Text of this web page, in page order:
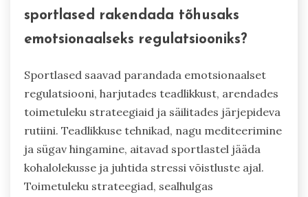
sportlased rakendada tõhusaks
emotsionaalseks regulatsiooniks?
Sportlased saavad parandada emotsionaalset
regulatsiooni, harjutades teadlikkust, arendades
toimetuleku strateegiaid ja säilitades järjepideva
rutiini. Teadlikkuse tehnikad, nagu mediteerimine
ja sügav hingamine, aitavad sportlastel jääda
kohalolekusse ja juhtida stressi võistluste ajal.
Toimetuleku strateegiad, sealhulgas